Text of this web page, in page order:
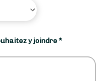
y joindre *